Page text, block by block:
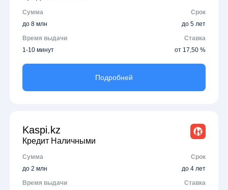
Сумма
Срок
до 8 млн
до 5 лет
Время выдачи
Ставка
1-10 минут
от 17,50 %
Подробней
Kaspi.kz
Кредит Наличными
Сумма
Срок
до 2 млн
до 4 лет
Время выдачи
Ставка